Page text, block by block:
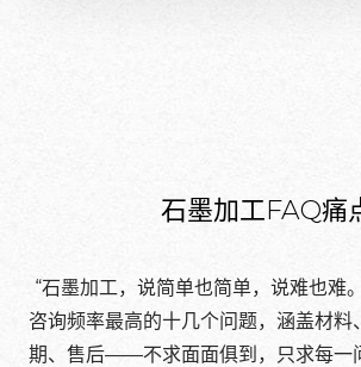
石墨加工FAQ痛
“石墨加工，说简单也简单，说难也难
咨询频率最高的十几个问题，涵盖材料
期、售后——不求面面俱到，只求每一